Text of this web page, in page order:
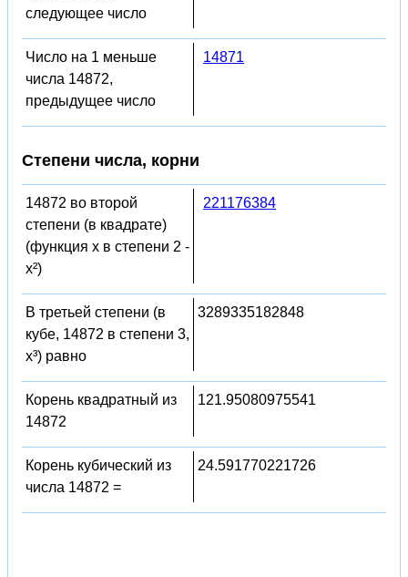
следующее число
Число на 1 меньше
числа 14872,
предыдущее число
14871
Степени числа, корни
14872 во второй
степени (в квадрате)
(функция x в степени 2 -
x²)
221176384
В третьей степени (в
кубе, 14872 в степени 3,
x³) равно
3289335182848
Корень квадратный из
14872
121.95080975541
Корень кубический из
числа 14872 =
24.591770221726